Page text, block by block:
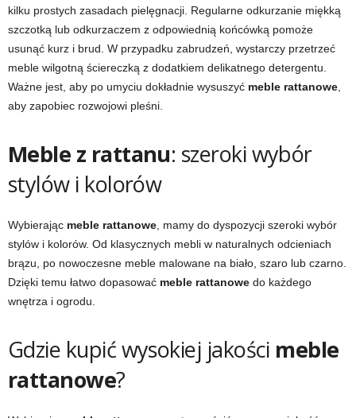
kilku prostych zasadach pielęgnacji. Regularne odkurzanie miękką
szczotką lub odkurzaczem z odpowiednią końcówką pomoże
usunąć kurz i brud. W przypadku zabrudzeń, wystarczy przetrzeć
meble wilgotną ściereczką z dodatkiem delikatnego detergentu.
Ważne jest, aby po umyciu dokładnie wysuszyć meble rattanowe
aby zapobiec rozwojowi pleśni.
Meble z rattanu: szeroki wybór
stylów i kolorów
Wybierając meble rattanowe , mamy do dyspozycji szeroki wybór
stylów i kolorów. Od klasycznych mebli w naturalnych odcieniach
brązu, po nowoczesne meble malowane na biało, szaro lub czarno.
Dzięki temu łatwo dopasować meble rattanowe do każdego
wnętrza i ogrodu.
Gdzie kupić wysokiej jakości meble
rattanowe?